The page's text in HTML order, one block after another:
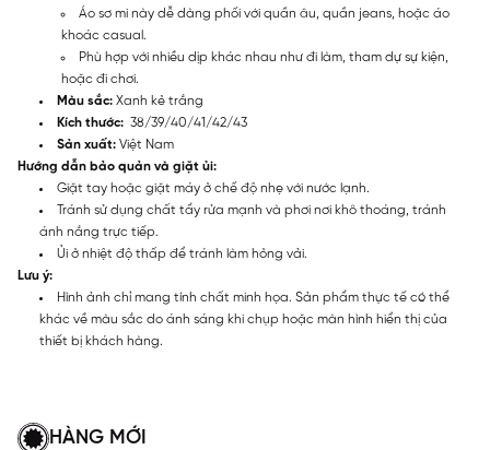
Áo sơ mi này dễ dàng phối với quần âu, quần jeans, hoặc áo
khoác casual.
Phù hợp với nhiều dịp khác nhau như đi làm, tham dự sự kiện,
hoặc đi chơi.
Màu sắc: Xanh kẻ trắng
Kích thước: 38/39/40/41/42/43
Sản xuất: Việt Nam
Hướng dẫn bảo quản và giặt ủi:
Giặt tay hoặc giặt máy ở chế độ nhẹ với nước lạnh.
Tránh sử dụng chất tẩy rửa mạnh và phơi nơi khô thoáng, tránh
ánh nắng trực tiếp.
Ủi ở nhiệt độ thấp để tránh làm hỏng vải.
Lưu ý:
Hình ảnh chỉ mang tính chất minh họa. Sản phẩm thực tế có thể
khác về màu sắc do ánh sáng khi chụp hoặc màn hình hiển thị của
thiết bị khách hàng.
HÀNG MỚI